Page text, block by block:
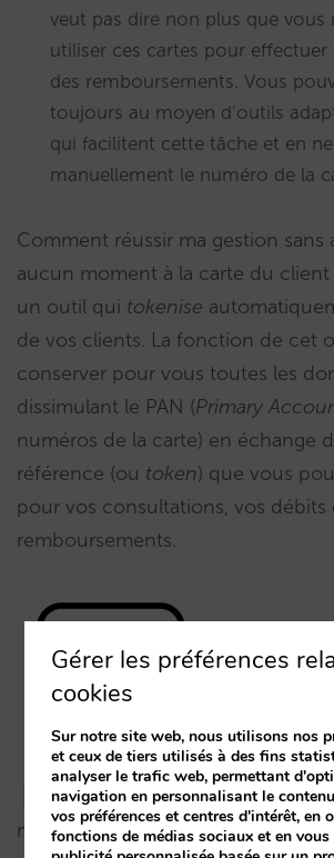
veut pas dire non plus que vous
utiliser ces cartes pour effectuer
des remboursements. Vous
toujours au moyen d’outils
qui facilitent cette tâche et en
manuellement le numéro de la
Comment réussir ma gestion sans
aucun moment à la carte du client
un outil qui tokenise
de vos clients. La fonction de cet
conserver pour vous toutes les
dissimulant le PAN (Primary
numéros de la carte) en échange
référence (ou token) que vous
pour vos consultations, vos débits
remboursements.
La grande question est : à quel
nous cette tokenisation?
Gérer les préférences
cookies
Sur notre site web, nous utilisons nos
et ceux de tiers utilisés à des fins
analyser le trafic web, permettant
navigation en personnalisant le
vos préférences et centres d'intérêt, en
fonctions de médias sociaux et en